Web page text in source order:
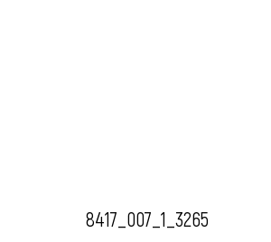
8417_007_1_3265